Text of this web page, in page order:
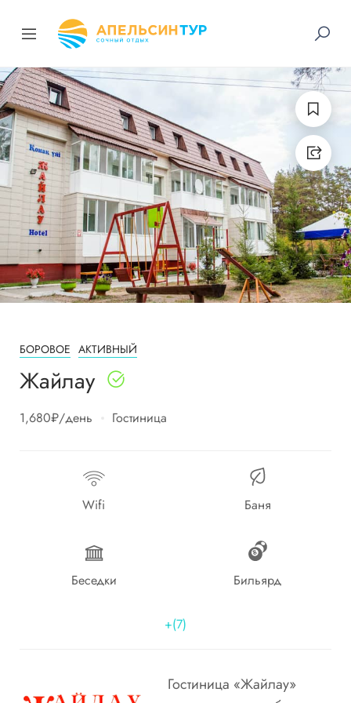
БОРОВОЕ АКТИВНЫЙ
Жайлау
1,680₽/день Гостиница
Wifi Баня
Беседки Бильярд
+(7)
Гостиница «Жайлау»